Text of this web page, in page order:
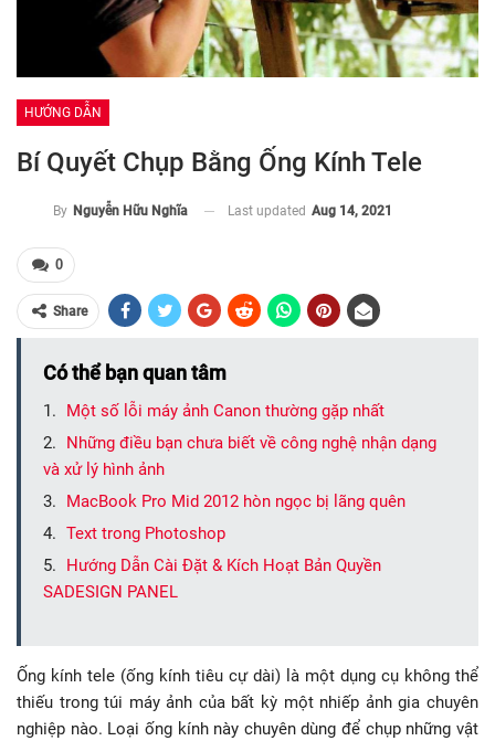
HƯỚNG DẪN
Bí Quyết Chụp Bằng Ống Kính Tele
By Nguyễn Hữu Nghĩa Last updated Aug 14, 2021
0
Share
Có thể bạn quan tâm
Một số lỗi máy ảnh Canon thường gặp nhất
Những điều bạn chưa biết về công nghệ nhận dạng
và xử lý hình ảnh
MacBook Pro Mid 2012 hòn ngọc bị lãng quên
Text trong Photoshop
Hướng Dẫn Cài Đặt & Kích Hoạt Bản Quyền
SADESIGN PANEL
Ống kính tele (ống kính tiêu cự dài) là một dụng cụ không thể
thiếu trong túi máy ảnh của bất kỳ một nhiếp ảnh gia chuyên
nghiệp nào. Loại ống kính này chuyên dùng để chụp những vật